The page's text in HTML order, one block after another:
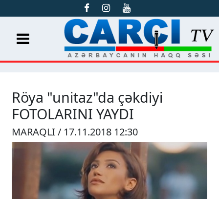
Röya "unitaz"da çəkdiyi
FOTOLARINI YAYDI
MARAQLI / 17.11.2018 12:30